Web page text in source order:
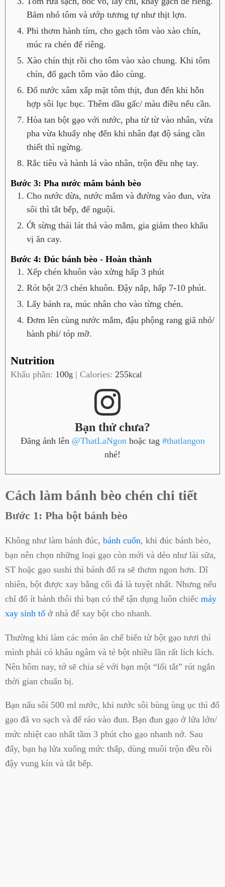
Băm nhỏ tôm và ướp tương tự như thịt lợn.
Phi thơm hành tím, cho gạch tôm vào xào chín,
múc ra chén để riêng.
Xào chín thịt rồi cho tôm vào xào chung. Khi tôm
chín, đổ gạch tôm vào đảo cùng.
Đổ nước xâm xấp mặt tôm thịt, đun đến khi hỗn
hợp sôi lục bục. Thêm dầu gấc/ màu điều nếu cần.
Hòa tan bột gạo với nước, pha từ từ vào nhân, vừa
pha vừa khuấy nhẹ đến khi nhân đạt độ sáng cần
thiết thì ngừng.
Rắc tiêu và hành lá vào nhân, trộn đều nhẹ tay.
Bước 3: Pha nước mắm bánh bèo
Cho nước dừa, nước mắm và đường vào đun, vừa
sôi thì tắt bếp, để nguội.
Ớt sừng thái lát thả vào mắm, gia giảm theo khẩu
vị ăn cay.
Bước 4: Đúc bánh bèo - Hoàn thành
Xếp chén khuôn vào xửng hấp 3 phút
Rót bột 2/3 chén khuôn. Đậy nắp, hấp 7-10 phút.
Lấy bánh ra, múc nhân cho vào từng chén.
Đơm lên cùng nước mắm, đậu phộng rang giã nhỏ/
hành phi/ tóp mỡ.
Nutrition
Khẩu phần: 100g | Calories: 255kcal
Bạn thử chưa?
Đăng ảnh lên @ThatLaNgon hoặc tag #thatlangon
nhé!
Cách làm bánh bèo chén chi tiết
Bước 1: Pha bột bánh bèo
Không như làm bánh đúc, bánh cuốn, khi đúc bánh bèo,
bạn nên chọn những loại gạo còn mới và dẻo như lài sữa,
ST hoặc gạo sushi thì bánh đổ ra sẽ thơm ngon hơn. Dĩ
nhiên, bột được xay bằng cối đá là tuyệt nhất. Nhưng nếu
chỉ đổ ít bánh thôi thì bạn có thể tận dụng luôn chiếc máy
xay sinh tố ở nhà để xay bột cho nhanh.
Thường khi làm các món ăn chế biến từ bột gạo tươi thì
mình phải có khâu ngâm và tẻ bột nhiều lần rất lích kích.
Nên hôm nay, tớ sẽ chia sẻ với bạn một “lối tắt” rút ngắn
thời gian chuẩn bị.
Bạn nấu sôi 500 ml nước, khi nước sôi bùng ùng ục thì đổ
gạo đã vo sạch và để ráo vào đun. Bạn đun gạo ở lửa lớn/
mức nhiệt cao nhất tầm 3 phút cho gạo nhanh nở. Sau
đấy, bạn hạ lửa xuống mức thấp, dùng muôi trộn đều rồi
đậy vung kín và tắt bếp.